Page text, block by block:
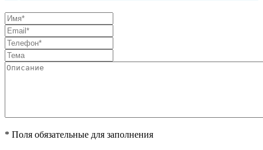
* Поля обязательные для заполнения